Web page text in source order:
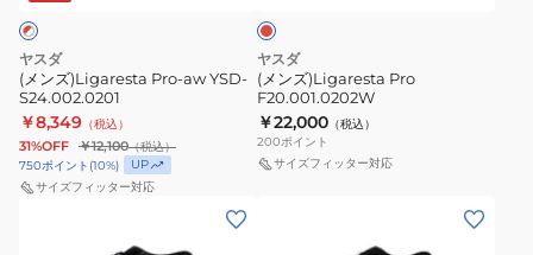
シ
ュ
ー
ズ
リ
ガ
レ
ヤスダ
(メンズ)Ligaresta Pro-aw YSD-
S24.002.0201
￥8,349 （税込）
31%OFF ￥12,100（税込）
750ポイント (10%)
UP
サイズフィッター対応
ヤスダ
(メンズ)Ligaresta Pro
F20.001.0202W
￥22,000 （税込）
200ポイント
サイズフィッター対応